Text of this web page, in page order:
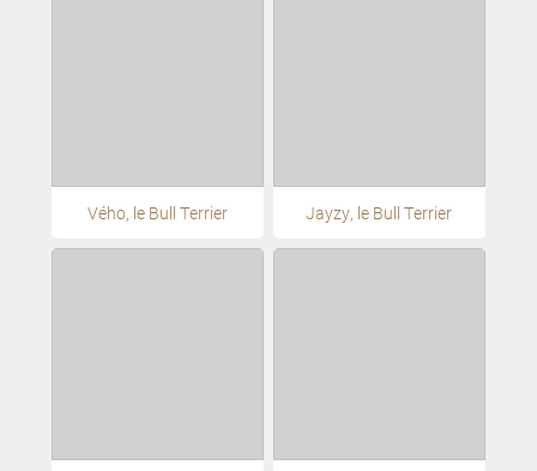
Vého, le Bull Terrier Jayzy, le Bull Terrier